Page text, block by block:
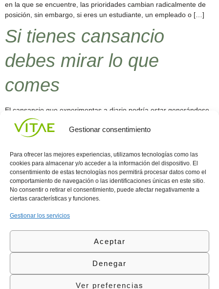
Gestionar consentimiento
Para ofrecer las mejores experiencias, utilizamos tecnologías como las
cookies para almacenar y/o acceder a la información del dispositivo. El
consentimiento de estas tecnologías nos permitirá procesar datos como el
comportamiento de navegación o las identificaciones únicas en este sitio.
No consentir o retirar el consentimiento, puede afectar negativamente a
ciertas características y funciones.
Gestionar los servicios
Aceptar
Denegar
Ver preferencias
en la que se encuentre, las prioridades cambian radicalmente de
posición, sin embargo, si eres un estudiante, un empleado o […]
Si tienes cansancio
debes mirar lo que
comes
El cansancio que experimentas a diario podría estar generándose
por lo que comes, ésta es la opinión de varios expertos que
piensan que hay una relación directa entre la mala alimentación y
Superior de Estudios Psicológicos de Tarragona, España,
recomienda mejorar los hábitos en la […]
Conocenos
Vitae
l
Área
Política
de
Política
Calidad
(+34)
935
©Vitae Health Innovation S.L. Todos los derechos